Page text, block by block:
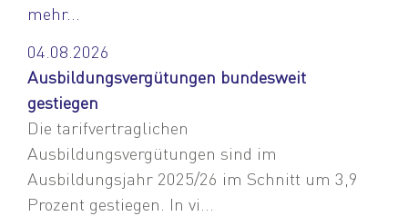
mehr...
04.08.2026
Ausbildungsvergütungen bundesweit
gestiegen
Die tarifvertraglichen
Ausbildungsvergütungen sind im
Ausbildungsjahr 2025/26 im Schnitt um 3,9
Prozent gestiegen. In vi...